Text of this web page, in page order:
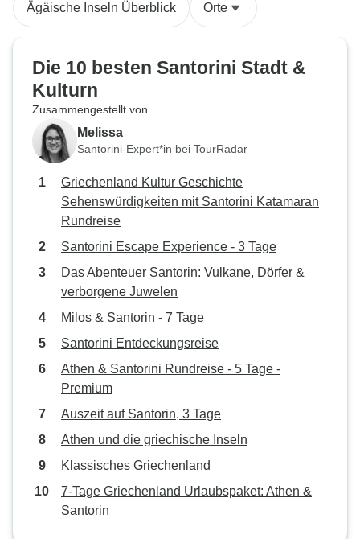
Ägäische Inseln Überblick Orte
Die 10 besten Santorini Stadt &
Kulturn
Zusammengestellt von
Melissa
Santorini-Expert*in bei TourRadar
Griechenland Kultur Geschichte
Sehenswürdigkeiten mit Santorini Katamaran
Rundreise
Santorini Escape Experience - 3 Tage
Das Abenteuer Santorin: Vulkane, Dörfer &
verborgene Juwelen
Milos & Santorin - 7 Tage
Santorini Entdeckungsreise
Athen & Santorini Rundreise - 5 Tage -
Premium
Auszeit auf Santorin, 3 Tage
Athen und die griechische Inseln
Klassisches Griechenland
7-Tage Griechenland Urlaubspaket: Athen &
Santorin